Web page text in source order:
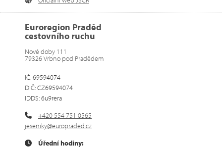
Euroregion Praděd
cestovního ruchu
Nové doby 111
79326 Vrbno pod Pradědem
IČ: 69594074
DIČ: CZ69594074
IDDS: 6u9rera
+420 554 751 0565
jeseniky@europraded.cz
Úřední hodiny: